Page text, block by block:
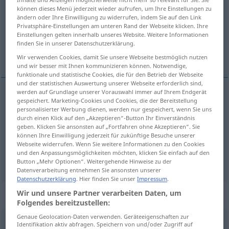
Übersicht aller Übersetzungen
(Für mehr Details die Übersetzung anklicken/antippen)
on the inside, within indoors
(on the)inside,within innen nicht außen
indoors innen im Hause
Beispielsätze für "innen"
können dieses Menü jederzeit wieder aufrufen, um Ihre Einstellungen zu
ändern oder Ihre Einwilligung zu widerrufen, indem Sie auf den Link
Privatsphäre-Einstellungen am unteren Rand der Webseite klicken. Ihre
Einstellungen gelten innerhalb unseres Website. Weitere Informationen
finden Sie in unserer Datenschutzerklärung.
Wir verwenden Cookies, damit Sie unsere Webseite bestmöglich nutzen
und wir besser mit Ihnen kommunizieren können. Notwendige,
funktionale und statistische Cookies, die für den Betrieb der Webseite
und der statistischen Auswertung unserer Webseite erforderlich sind,
werden auf Grundlage unserer Vorauswahl immer auf Ihrem Endgerät
gespeichert. Marketing-Cookies und Cookies, die der Bereitstellung
personalisierter Werbung dienen, werden nur gespeichert, wenn Sie uns
durch einen Klick auf den „Akzeptieren“-Button Ihr Einverständnis
geben. Klicken Sie ansonsten auf „Fortfahren ohne Akzeptieren“. Sie
können Ihre Einwilligung jederzeit für zukünftige Besuche unserer
Webseite widerrufen. Wenn Sie weitere Informationen zu den Cookies
und den Anpassungsmöglichkeiten möchten, klicken Sie einfach auf den
Button „Mehr Optionen“. Weitergehende Hinweise zu der
Datenverarbeitung entnehmen Sie ansonsten unserer
Datenschutzerklärung. Hier finden Sie unserImpressum.
Wir und unsere Partner verarbeiten Daten, um
Folgendes bereitzustellen:
Genaue Geolocation-Daten verwenden. Geräteeigenschaften zur
Identifikation aktiv abfragen. Speichern von und/oder Zugriff auf